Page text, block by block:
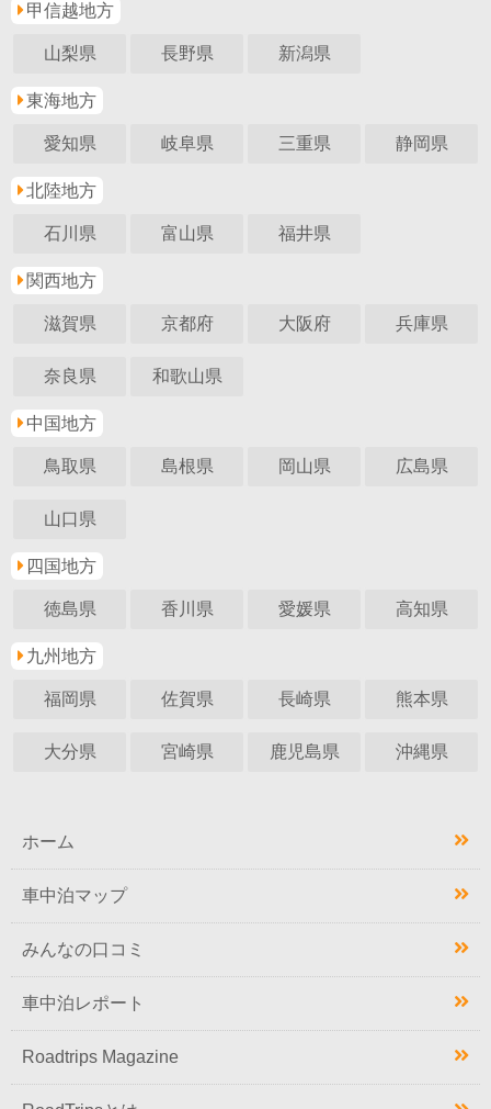
甲信越地方
山梨県 長野県 新潟県
東海地方
愛知県 岐阜県 三重県 静岡県
北陸地方
石川県 富山県 福井県
関西地方
滋賀県 京都府 大阪府 兵庫県
奈良県 和歌山県
中国地方
鳥取県 島根県 岡山県 広島県
山口県
四国地方
徳島県 香川県 愛媛県 高知県
九州地方
福岡県 佐賀県 長崎県 熊本県
大分県 宮崎県 鹿児島県 沖縄県
ホーム
車中泊マップ
みんなの口コミ
車中泊レポート
Roadtrips Magazine